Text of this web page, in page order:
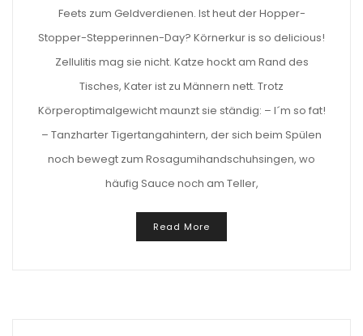
Feets zum Geldverdienen. Ist heut der Hopper-
Stopper-Stepperinnen-Day? Körnerkur is so delicious!
Zellulitis mag sie nicht. Katze hockt am Rand des
Tisches, Kater ist zu Männern nett. Trotz
Körperoptimalgewicht maunzt sie ständig: – I´m so fat!
– Tanzharter Tigertangahintern, der sich beim Spülen
noch bewegt zum Rosagumihandschuhsingen, wo
häufig Sauce noch am Teller,
Read More